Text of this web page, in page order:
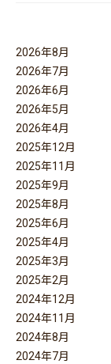
2026年8月
2026年7月
2026年6月
2026年5月
2026年4月
2025年12月
2025年11月
2025年9月
2025年8月
2025年6月
2025年4月
2025年3月
2025年2月
2024年12月
2024年11月
2024年8月
2024年7月